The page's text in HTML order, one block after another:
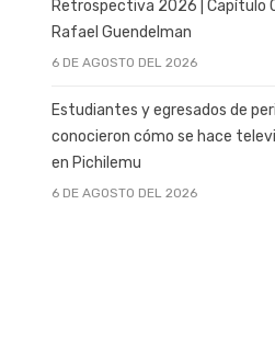
Retrospectiva 2026 | Capítulo
Rafael Guendelman
6 DE AGOSTO DEL 2026
Estudiantes y egresados de
conocieron cómo se hace
en Pichilemu
6 DE AGOSTO DEL 2026